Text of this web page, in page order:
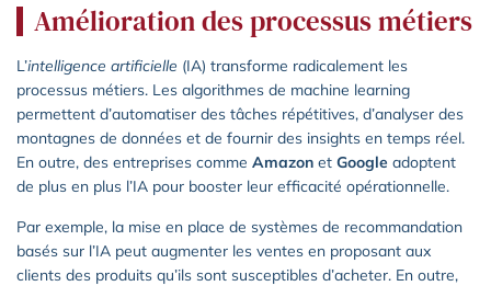
Amélioration des processus métiers
L’intelligence artificielle (IA) transforme radicalement les
processus métiers. Les algorithmes de machine learning
permettent d’automatiser des tâches répétitives, d’analyser des
montagnes de données et de fournir des insights en temps réel.
En outre, des entreprises comme Amazon et Google adoptent
de plus en plus l’IA pour booster leur efficacité opérationnelle.
Par exemple, la mise en place de systèmes de recommandation
basés sur l’IA peut augmenter les ventes en proposant aux
clients des produits qu’ils sont susceptibles d’acheter. En outre,